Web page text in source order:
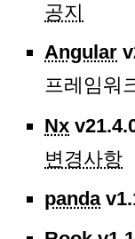
공지
Angular
프레임워
Nx
변경사항
panda